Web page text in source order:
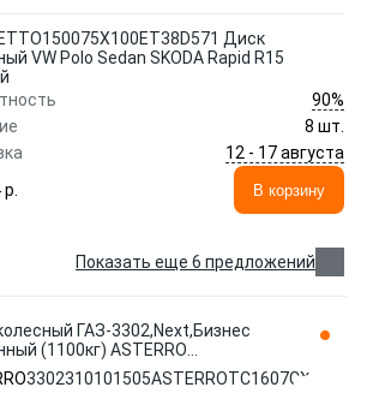
Диск
VW Polo Sedan SKODA Rapid R15
90%
8 шт.
12 - 17 августа
В корзину
Показать еще 6 предложений
ГАЗ-3302,Next,Бизнес
(1100кг) ASTERRO
3302310101505ASTERROTC1607CX